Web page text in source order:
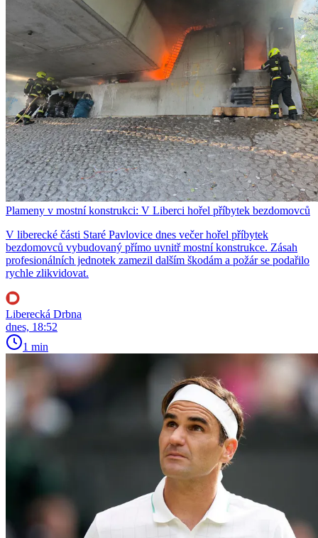
Plameny v mostní konstrukci: V Liberci hořel příbytek bezdomovců
V liberecké části Staré Pavlovice dnes večer hořel příbytek
bezdomovců vybudovaný přímo uvnitř mostní konstrukce. Zásah
profesionálních jednotek zamezil dalším škodám a požár se podařilo
rychle zlikvidovat.
Liberecká Drbna
dnes, 18:52
1 min